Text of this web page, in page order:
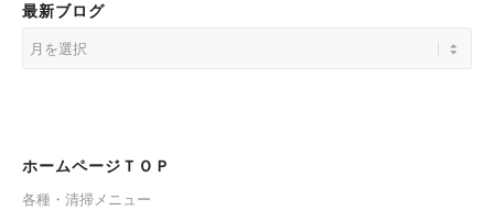
最新ブログ
ホームページＴＯＰ
各種・清掃メニュー